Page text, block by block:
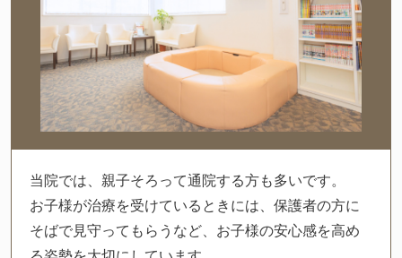
当院では、親子そろって通院する方も多いです。
お子様が治療を受けているときには、保護者の方に
そばで見守ってもらうなど、お子様の安心感を高め